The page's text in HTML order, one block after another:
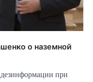
о наземной
при